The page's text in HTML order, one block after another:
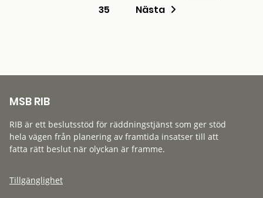
35
Nästa
MSB RIB
RIB är ett beslutsstöd för räddningstjänst som ger stöd
hela vägen från planering av framtida insatser till att
fatta rätt beslut när olyckan är framme.
Tillgänglighet